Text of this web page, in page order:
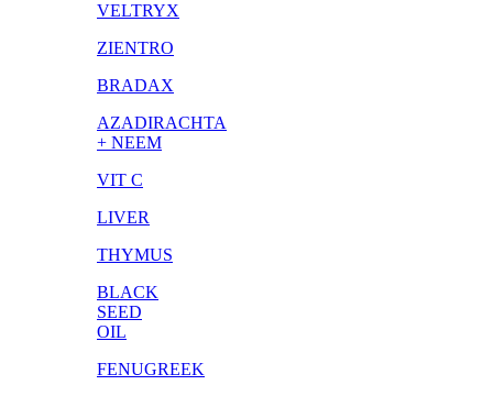
VELTRYX
ZIENTRO
BRADAX
AZADIRACHTA
+ NEEM
VIT C
LIVER
THYMUS
BLACK
SEED
OIL
FENUGREEK